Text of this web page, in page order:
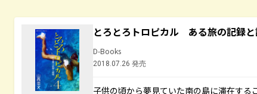
とろとろトロピカル ある旅の記録
D-Books
2018.07.26 発売
子供の頃から夢見ていた南の島に滞在す